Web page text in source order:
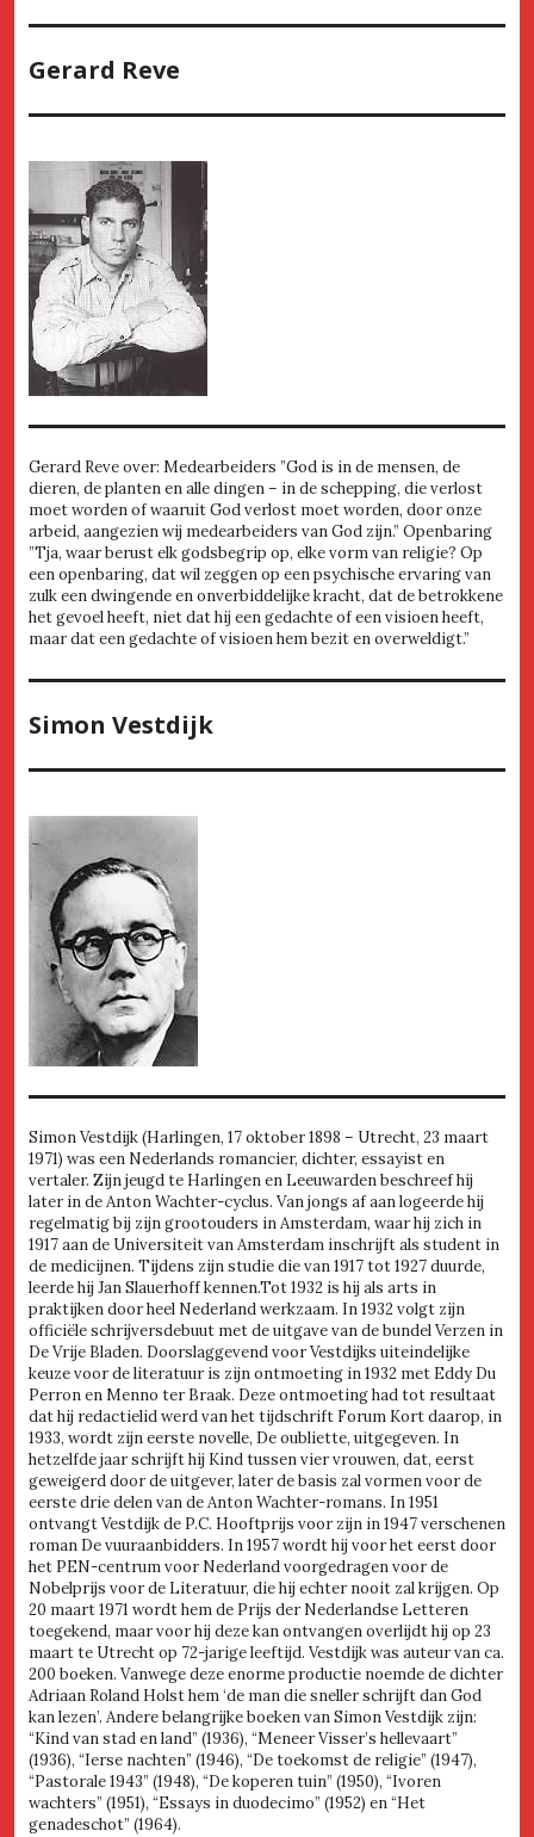
Gerard Reve
Gerard Reve over: Medearbeiders ”God is in de mensen, de
dieren, de planten en alle dingen – in de schepping, die verlost
moet worden of waaruit God verlost moet worden, door onze
arbeid, aangezien wij medearbeiders van God zijn.” Openbaring
”Tja, waar berust elk godsbegrip op, elke vorm van religie? Op
een openbaring, dat wil zeggen op een psychische ervaring van
zulk een dwingende en onverbiddelijke kracht, dat de betrokkene
het gevoel heeft, niet dat hij een gedachte of een visioen heeft,
maar dat een gedachte of visioen hem bezit en overweldigt.”
Simon Vestdijk
Simon Vestdijk (Harlingen, 17 oktober 1898 – Utrecht, 23 maart
1971) was een Nederlands romancier, dichter, essayist en
vertaler. Zijn jeugd te Harlingen en Leeuwarden beschreef hij
later in de Anton Wachter-cyclus. Van jongs af aan logeerde hij
regelmatig bij zijn grootouders in Amsterdam, waar hij zich in
1917 aan de Universiteit van Amsterdam inschrijft als student in
de medicijnen. Tijdens zijn studie die van 1917 tot 1927 duurde,
leerde hij Jan Slauerhoff kennen.Tot 1932 is hij als arts in
praktijken door heel Nederland werkzaam. In 1932 volgt zijn
officiële schrijversdebuut met de uitgave van de bundel Verzen in
De Vrije Bladen. Doorslaggevend voor Vestdijks uiteindelijke
keuze voor de literatuur is zijn ontmoeting in 1932 met Eddy Du
Perron en Menno ter Braak. Deze ontmoeting had tot resultaat
dat hij redactielid werd van het tijdschrift Forum Kort daarop, in
1933, wordt zijn eerste novelle, De oubliette, uitgegeven. In
hetzelfde jaar schrijft hij Kind tussen vier vrouwen, dat, eerst
geweigerd door de uitgever, later de basis zal vormen voor de
eerste drie delen van de Anton Wachter-romans. In 1951
ontvangt Vestdijk de P.C. Hooftprijs voor zijn in 1947 verschenen
roman De vuuraanbidders. In 1957 wordt hij voor het eerst door
het PEN-centrum voor Nederland voorgedragen voor de
Nobelprijs voor de Literatuur, die hij echter nooit zal krijgen. Op
20 maart 1971 wordt hem de Prijs der Nederlandse Letteren
toegekend, maar voor hij deze kan ontvangen overlijdt hij op 23
maart te Utrecht op 72-jarige leeftijd. Vestdijk was auteur van ca.
200 boeken. Vanwege deze enorme productie noemde de dichter
Adriaan Roland Holst hem ‘de man die sneller schrijft dan God
kan lezen’. Andere belangrijke boeken van Simon Vestdijk zijn:
“Kind van stad en land” (1936), “Meneer Visser’s hellevaart”
(1936), “Ierse nachten” (1946), “De toekomst de religie” (1947),
“Pastorale 1943” (1948), “De koperen tuin” (1950), “Ivoren
wachters” (1951), “Essays in duodecimo” (1952) en “Het
genadeschot” (1964).